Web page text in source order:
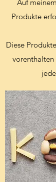
Auf
Produkte
Diese
vorenthalten